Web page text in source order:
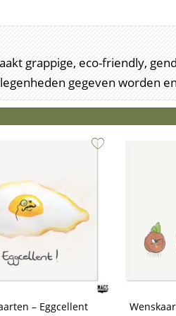
grappige, eco-friendly,
gegeven worden
– Eggcellent